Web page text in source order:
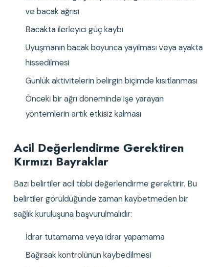
ve bacak ağrısı
Bacakta ilerleyici güç kaybı
Uyuşmanın bacak boyunca yayılması veya ayakta
hissedilmesi
Günlük aktivitelerin belirgin biçimde kısıtlanması
Önceki bir ağrı döneminde işe yarayan
yöntemlerin artık etkisiz kalması
Acil Değerlendirme Gerektiren
Kırmızı Bayraklar
Bazı belirtiler acil tıbbi değerlendirme gerektirir. Bu
belirtiler görüldüğünde zaman kaybetmeden bir
sağlık kuruluşuna başvurulmalıdır:
İdrar tutamama veya idrar yapamama
Bağırsak kontrolünün kaybedilmesi